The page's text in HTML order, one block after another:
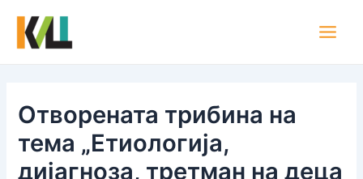
content
Отворената трибина на
тема „Етиологија,
дијагноза, третман на деца
navigation